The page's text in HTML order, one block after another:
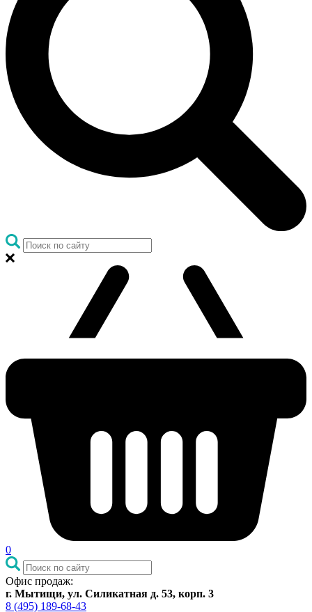
0
Офис продаж:
г. Мытищи, ул. Силикатная д. 53, корп. 3
8 (495) 189-68-43